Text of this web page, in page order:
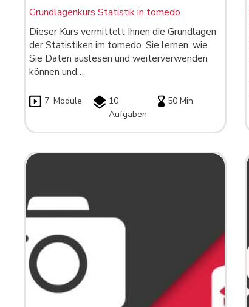
Grundlagenkurs Statistik in tomedo
Dieser Kurs vermittelt Ihnen die Grundlagen
der Statistiken im tomedo. Sie lernen, wie
Sie Daten auslesen und weiterverwenden
können und…
7 Module
10
Aufgaben
50 Min.